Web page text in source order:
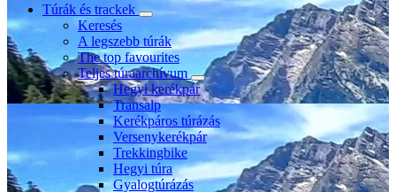
Túrák és trackek
Keresés
A legszebb túrák
The top favourites
Teljes túraarchívum
Hegyi kerékpár
Transalp
Kerékpáros túrázás
Versenykerékpár
Trekkingbike
Hegyi túra
Gyalogtúrázás